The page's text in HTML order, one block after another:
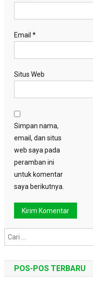
Email *
Situs Web
Simpan nama,
email, dan situs
web saya pada
peramban ini
untuk komentar
saya berikutnya.
POS-POS TERBARU